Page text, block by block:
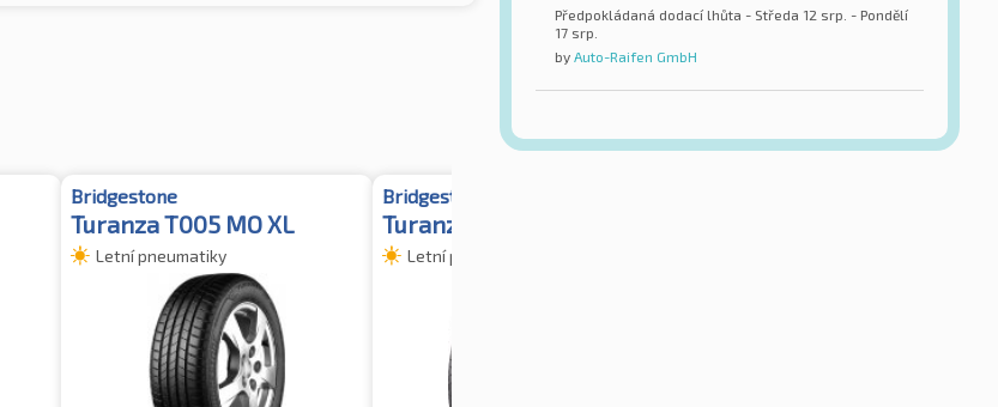
Předpokládaná dodací lhůta - Středa 12 srp. - Pondělí
17 srp.
by Auto-Raifen GmbH
Bridgestone
Turanza T005 MO XL
Letní pneumatiky
Bridgestone
Turanza 6 * XL TL
Letní pneumatiky